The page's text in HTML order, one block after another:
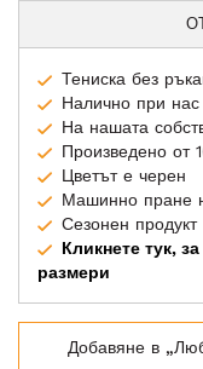
Тениска без
Налично при
На нашата
Произведено от
Цветът е черен
Машинно пране
Сезонен
Кликнете тук,
размери
Добавяне в